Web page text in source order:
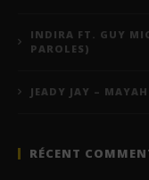
INDIRA FT. GUY
PAROLES)
JEADY JAY –
RÉCENT